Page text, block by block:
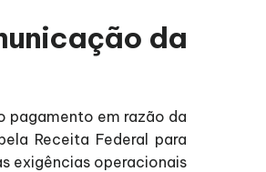
da
pagamento em razão da
Receita Federal para
exigências operacionais